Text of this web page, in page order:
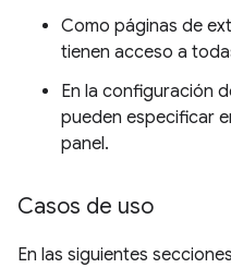
Como páginas de
tienen acceso a
En la configuración
pueden especificar
panel.
Casos de uso
En las siguientes